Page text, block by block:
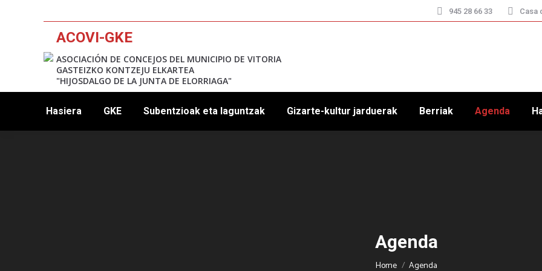
945 28 66 33 Casa
ACOVI-GKE
ASOCIACIÓN DE CONCEJOS DEL MUNICIPIO DE VITORIA
GASTEIZKO KONTZEJU ELKARTEA
"HIJOSDALGO DE LA JUNTA DE ELORRIAGA"
Hasiera GKE Subentzioak eta laguntzak Gizarte-kultur jarduerak Berriak Agenda
Agenda
You are here:
Home Agenda